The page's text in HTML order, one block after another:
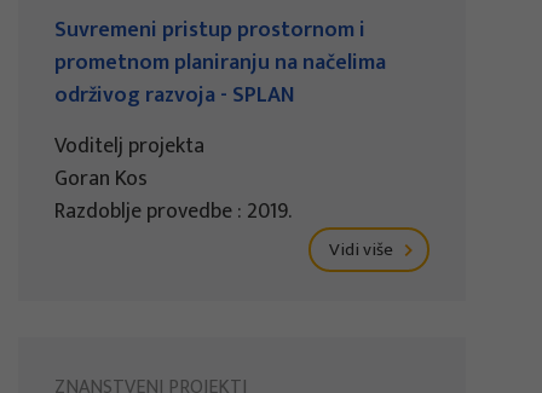
Suvremeni pristup prostornom i
prometnom planiranju na načelima
održivog razvoja - SPLAN
Voditelj projekta
Goran Kos
Razdoblje provedbe : 2019.
Vidi više